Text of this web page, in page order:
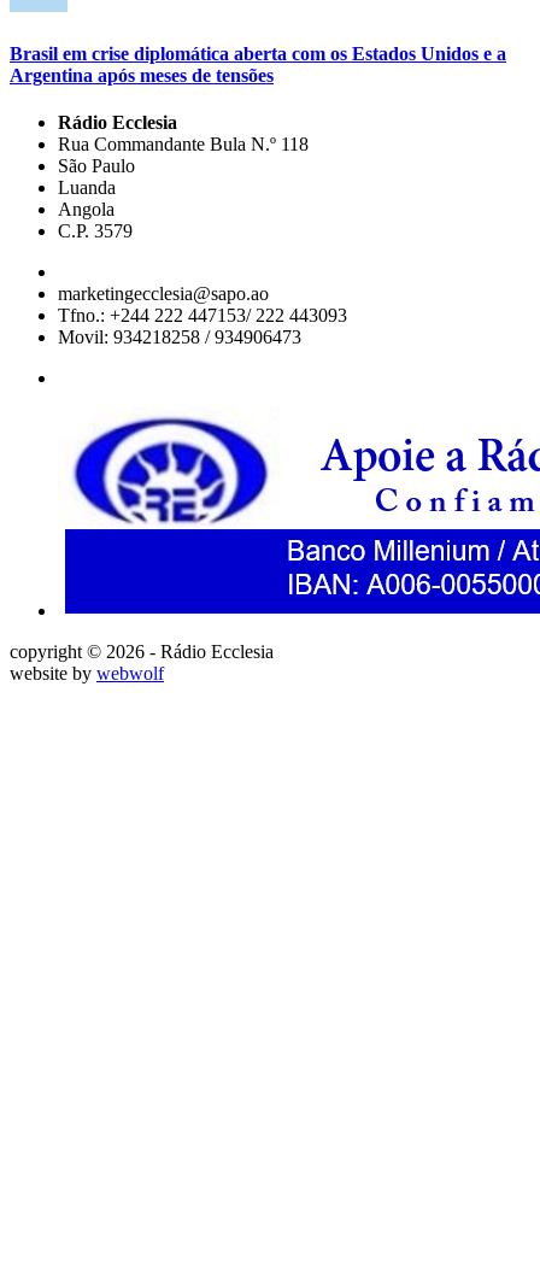
Brasil em crise diplomática aberta com os Estados Unidos e a
Argentina após meses de tensões
Rádio Ecclesia
Rua Commandante Bula N.º 118
São Paulo
Luanda
Angola
C.P. 3579
marketingecclesia@sapo.ao
Tfno.: +244 222 447153/ 222 443093
Movil: 934218258 / 934906473
copyright © 2026 - Rádio Ecclesia
website by webwolf